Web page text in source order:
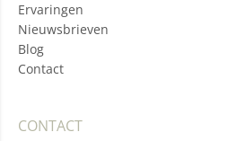
Ervaringen
Nieuwsbrieven
Blog
Contact
CONTACT